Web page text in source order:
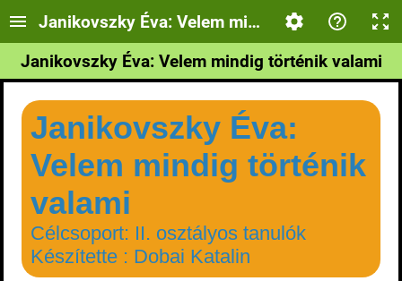
Janikovszky Éva: Velem mindig történik valami
Janikovszky Éva: Velem mindig történik valami
Janikovszky Éva:
Velem mindig történik
valami
Célcsoport: II. osztályos tanulók
Készítette : Dobai Katalin